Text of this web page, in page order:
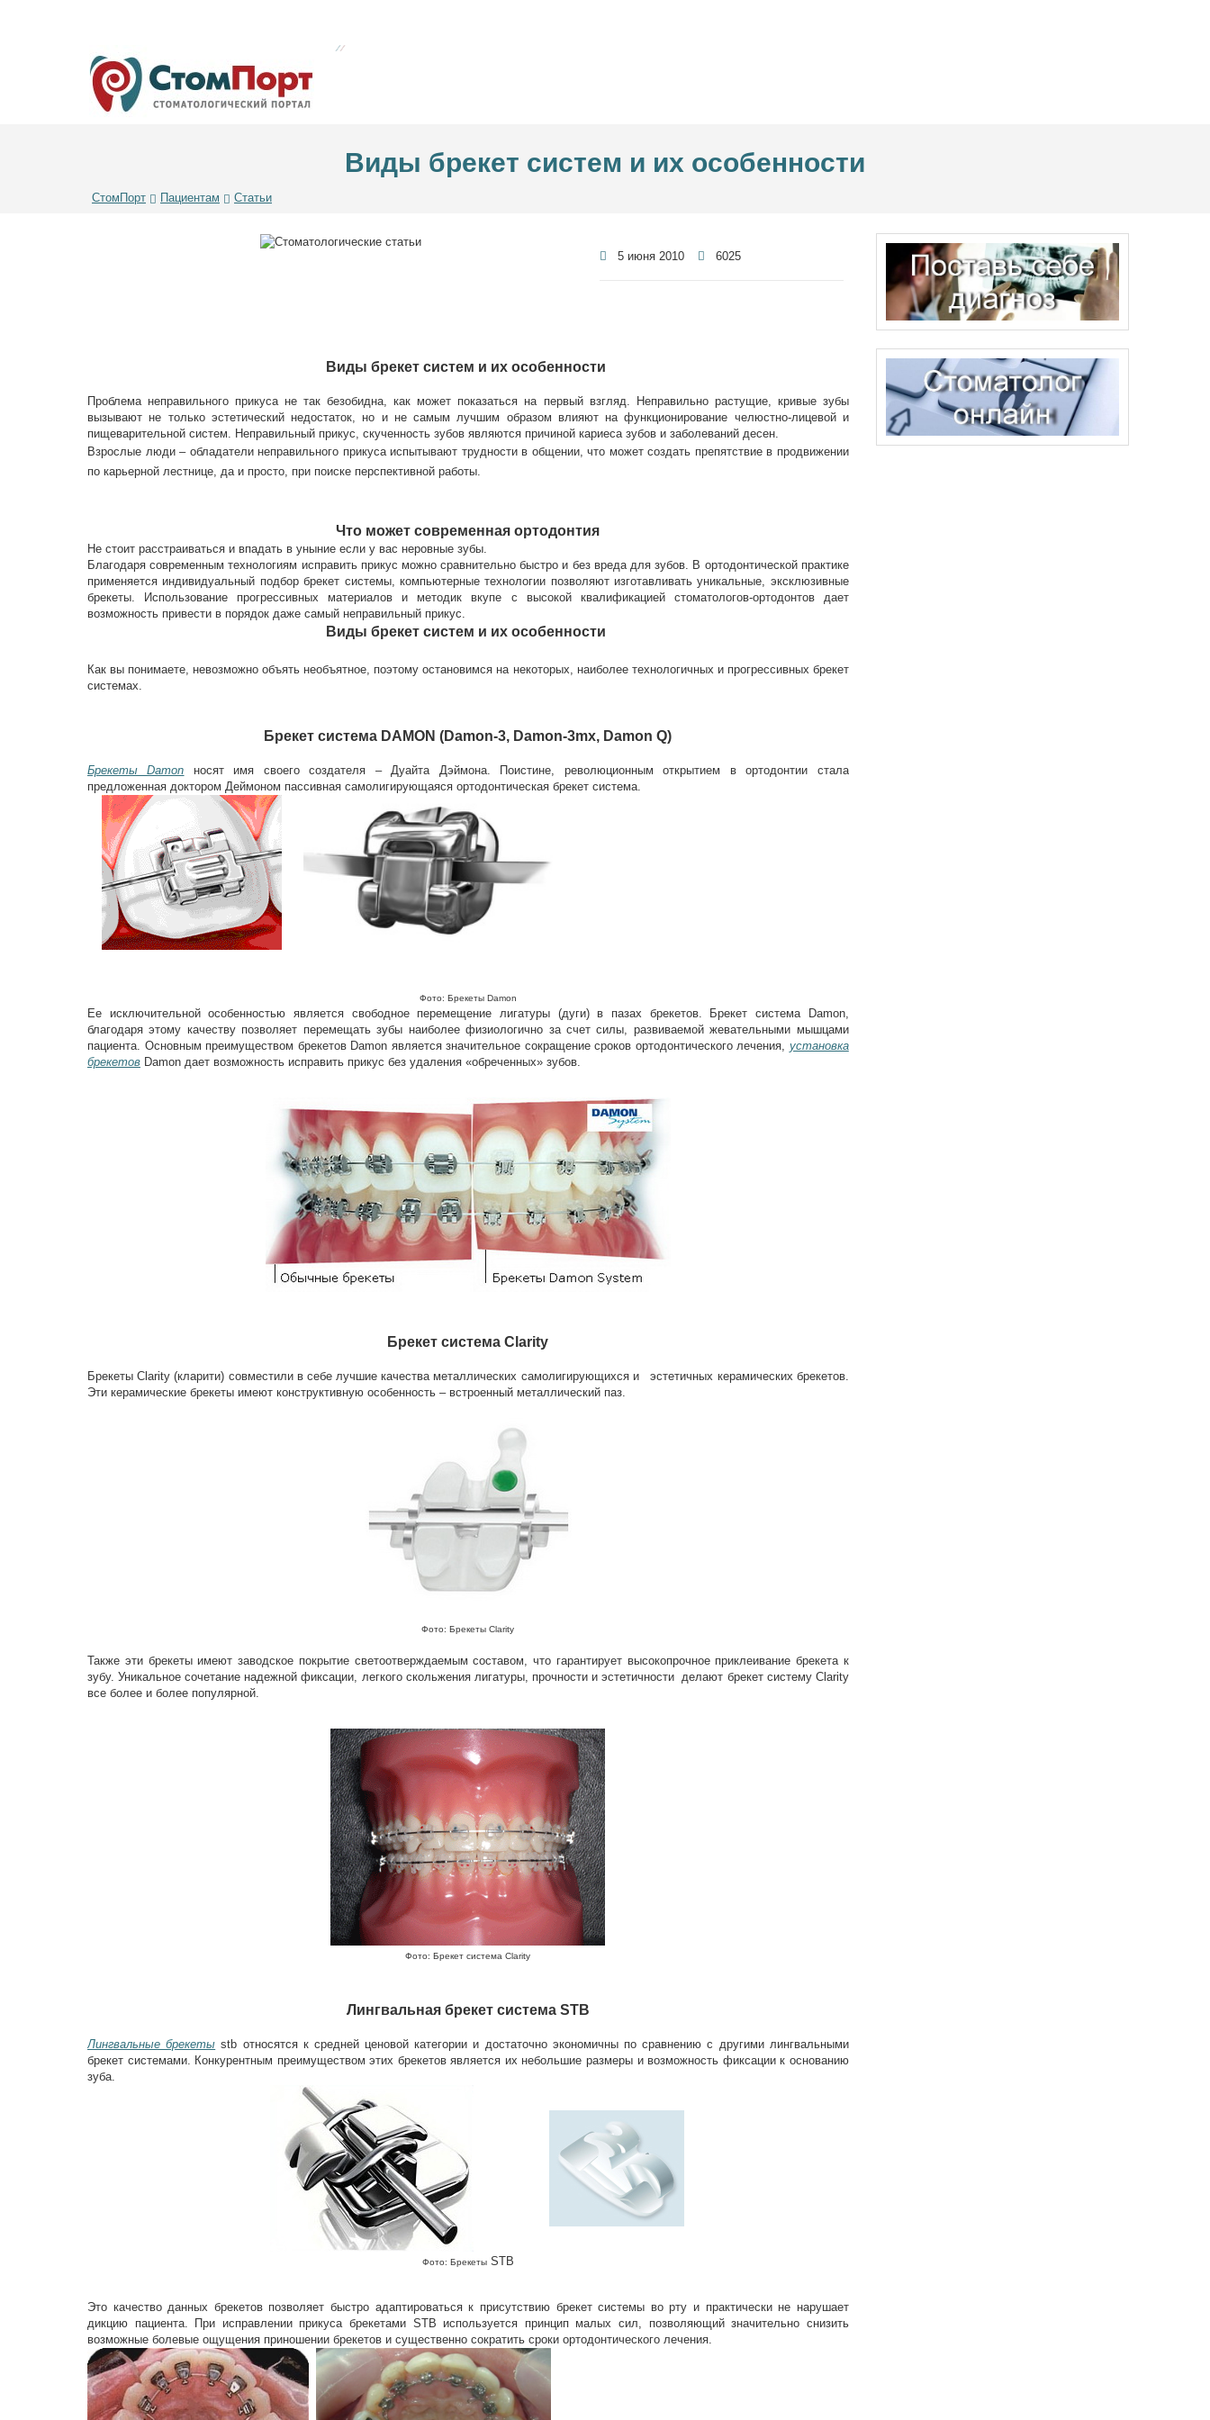
Виды брекет систем и их особенности
СтомПорт Пациентам Статьи
5 июня 2010 6025
Виды брекет систем и их особенности
Проблема неправильного прикуса не так безобидна, как может показаться на первый взгляд. Неправильно растущие, кривые зубы
вызывают не только эстетический недостаток, но и не самым лучшим образом влияют на функционирование челюстно-лицевой и
пищеварительной систем. Неправильный прикус, скученность зубов являются причиной кариеса зубов и заболеваний десен.
Взрослые люди – обладатели неправильного прикуса испытывают трудности в общении, что может создать препятствие в продвижении
по карьерной лестнице, да и просто, при поиске перспективной работы.
Что может современная ортодонтия
Не стоит расстраиваться и впадать в уныние если у вас неровные зубы.
Благодаря современным технологиям исправить прикус можно сравнительно быстро и без вреда для зубов. В ортодонтической практике
применяется индивидуальный подбор брекет системы, компьютерные технологии позволяют изготавливать уникальные, эксклюзивные
брекеты. Использование прогрессивных материалов и методик вкупе с высокой квалификацией стоматологов-ортодонтов дает
возможность привести в порядок даже самый неправильный прикус.
Виды брекет систем и их особенности
Как вы понимаете, невозможно объять необъятное, поэтому остановимся на некоторых, наиболее технологичных и прогрессивных брекет
системах.
Брекет система DAMON (Damon-3, Damon-3mx, Damon Q)
Брекеты Damon носят имя своего создателя – Дуайта Дэймона. Поистине, революционным открытием в ортодонтии стала
предложенная доктором Деймоном пассивная самолигирующаяся ортодонтическая брекет система.
Фото: Брекеты Damon
Ее исключительной особенностью является свободное перемещение лигатуры (дуги) в пазах брекетов. Брекет система Damon,
благодаря этому качеству позволяет перемещать зубы наиболее физиологично за счет силы, развиваемой жевательными мышцами
пациента. Основным преимуществом брекетов Damon является значительное сокращение сроков ортодонтического лечения, установка
брекетов Damon дает возможность исправить прикус без удаления «обреченных» зубов.
Брекет система Clarity
Брекеты Clarity (кларити) совместили в себе лучшие качества металлических самолигирующихся и эстетичных керамических брекетов.
Эти керамические брекеты имеют конструктивную особенность – встроенный металлический паз.
Фото: БрекетыClarity
Также эти брекеты имеют заводское покрытие светоотверждаемым составом, что гарантирует высокопрочное приклеивание брекета к
зубу. Уникальное сочетание надежной фиксации, легкого скольжения лигатуры, прочности и эстетичности делают брекет систему Clarity
все более и более популярной.
Фото: Брекет система Clarity
Лингвальная брекет система STB
Лингвальные брекеты stb относятся к средней ценовой категории и достаточно экономичны по сравнению с другими лингвальными
брекет системами. Конкурентным преимуществом этих брекетов является их небольшие размеры и возможность фиксации к основанию
зуба.
Фото: Брекеты STB
Это качество данных брекетов позволяет быстро адаптироваться к присутствию брекет системы во рту и практически не нарушает
дикцию пациента. При исправлении прикуса брекетами STB используется принцип малых сил, позволяющий значительно снизить
возможные болевые ощущения приношении брекетов и существенно сократить сроки ортодонтического лечения.